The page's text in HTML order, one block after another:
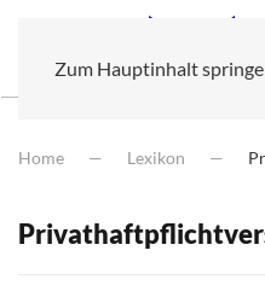
Zum Hauptinhalt
Home Lexikon